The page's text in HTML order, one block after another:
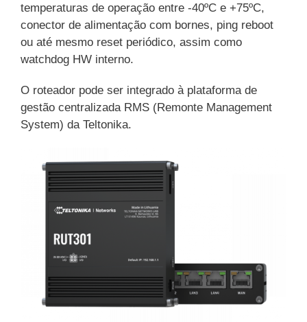
temperaturas de operação entre -40ºC e +75ºC,
conector de alimentação com bornes, ping reboot
ou até mesmo reset periódico, assim como
watchdog HW interno.
O roteador pode ser integrado à plataforma de
gestão centralizada RMS (Remonte Management
System) da Teltonika.